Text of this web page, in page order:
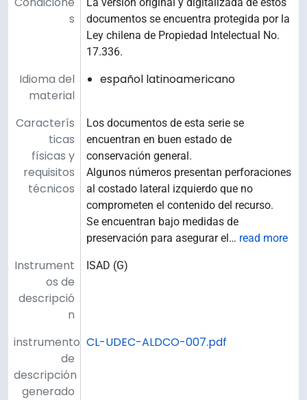
s
documentos se encuentra protegida por la
Ley chilena de Propiedad Intelectual No.
17.336.
Idioma del
material
español latinoamericano
Caracterís
ticas
físicas y
requisitos
técnicos
Los documentos de esta serie se
encuentran en buen estado de
conservación general.
Algunos números presentan perforaciones
al costado lateral izquierdo que no
comprometen el contenido del recurso.
Se encuentran bajo medidas de
preservación para asegurar el… read more
Instrument
os de
descripció
n
ISAD (G)
instrumento
de
descripción
generado
CL-UDEC-ALDCO-007.pdf